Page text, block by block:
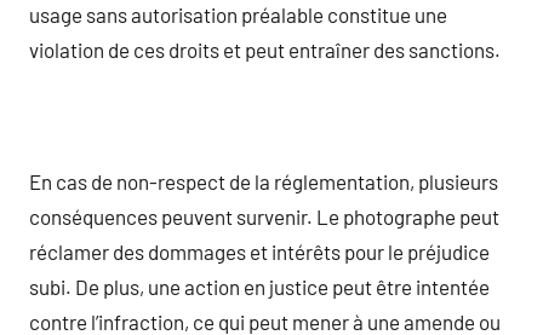
usage sans autorisation préalable constitue une
violation de ces droits et peut entraîner des sanctions.
En cas de non-respect de la réglementation, plusieurs
conséquences peuvent survenir. Le photographe peut
réclamer des dommages et intérêts pour le préjudice
subi. De plus, une action en justice peut être intentée
contre l’infraction, ce qui peut mener à une amende ou